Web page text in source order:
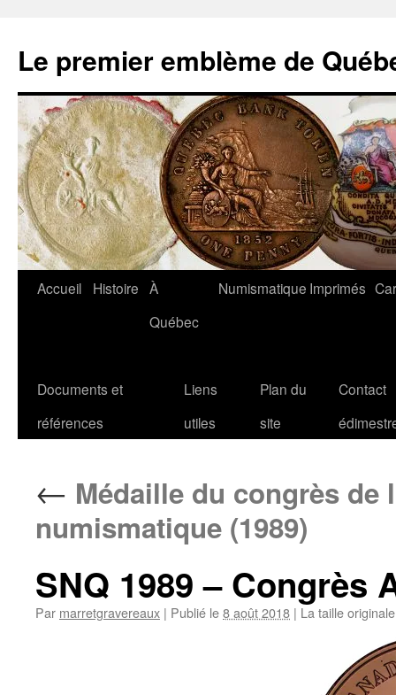
contenu
Le premier emblème de
Accueil Histoire À
Québec
Numismatique Imprimés
Documents et
références
Liens
utiles
Plan du
site
Contact
← Médaille du congrès de
numismatique (1989)
SNQ 1989 – Congrès
Par marretgravereaux | Publié le8 août 2018 | La taille